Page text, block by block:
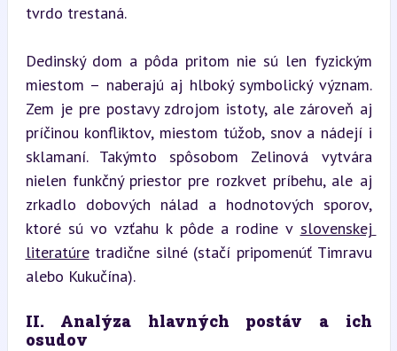
tvrdo trestaná.
Dedinský dom a pôda pritom nie sú len fyzickým
miestom – naberajú aj hlboký symbolický význam.
Zem je pre postavy zdrojom istoty, ale zároveň aj
príčinou konfliktov, miestom túžob, snov a nádejí i
sklamaní. Takýmto spôsobom Zelinová vytvára
nielen funkčný priestor pre rozkvet príbehu, ale aj
zrkadlo dobových nálad a hodnotových sporov,
ktoré sú vo vzťahu k pôde a rodine v slovenskej
literatúre tradične silné (stačí pripomenúť Timravu
alebo Kukučína).
II. Analýza hlavných postáv a ich
osudov